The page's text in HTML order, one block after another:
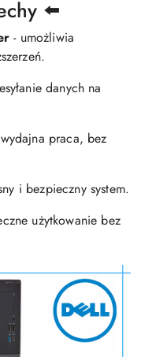
⬅️
- umożliwia
danych na
praca, bez
i bezpieczny system.
użytkowanie bez